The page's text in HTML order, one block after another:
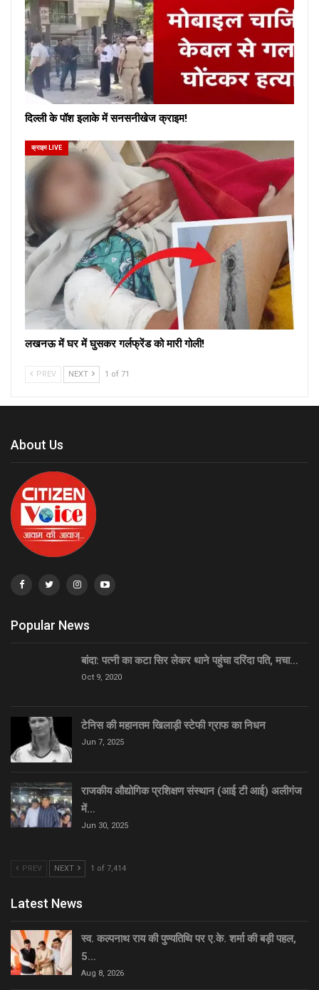
दिल्ली के पॉश इलाके में सनसनीखेज क्राइम!
क्राइम LIVE
लखनऊ में घर में घुसकर गर्लफ्रेंड को मारी गोली!
PREV NEXT 1 of 71
About Us
Popular News
बांदा: पत्नी का कटा सिर लेकर थाने पहुंचा दरिंदा पति, मचा…
Oct 9, 2020
टेनिस की महानतम खिलाड़ी स्टेफी ग्राफ का निधन
Jun 7, 2025
राजकीय औद्योगिक प्रशिक्षण संस्थान (आई टी आई) अलीगंज
में…
Jun 30, 2025
PREV NEXT 1 of 7,414
Latest News
स्व. कल्पनाथ राय की पुण्यतिथि पर ए.के. शर्मा की बड़ी पहल,
5…
Aug 8, 2026